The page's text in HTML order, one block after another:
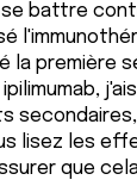
battre
la première
lisez les
que